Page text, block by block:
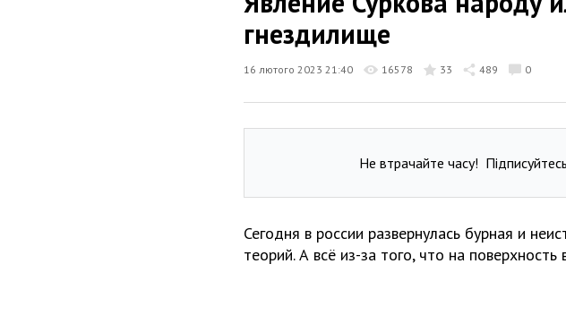
гнездилище
16 лютого 2023 21:40 16578 33 489 0
Не втрачайте часу!
Сегодня в россии развернулась бурная и
теорий. А всё из-за того, что на